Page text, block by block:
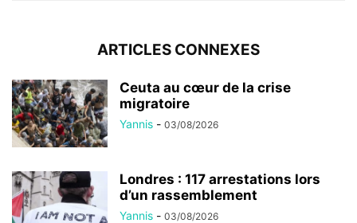
ARTICLES CONNEXES
Ceuta au cœur de la crise
migratoire
Yannis - 03/08/2026
Londres : 117 arrestations lors
d’un rassemblement
Yannis - 03/08/2026